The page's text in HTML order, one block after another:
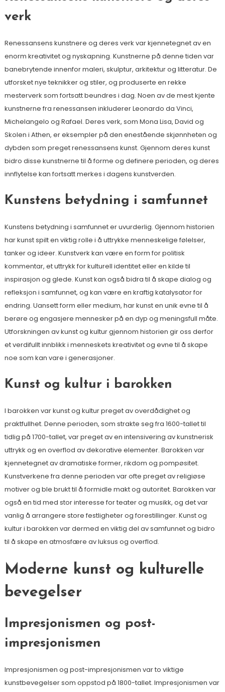
verk
Renessansens kunstnere og deres verk var kjennetegnet av en
enorm kreativitet og nyskapning. Kunstnerne på denne tiden var
banebrytende innenfor maleri, skulptur, arkitektur og litteratur. De
utforsket nye teknikker og stiler, og produserte en rekke
mesterverk som fortsatt beundres i dag. Noen av de mest kjente
kunstnerne fra renessansen inkluderer Leonardo da Vinci,
Michelangelo og Rafael. Deres verk, som Mona Lisa, David og
Skolen i Athen, er eksempler på den enestående skjønnheten og
dybden som preget renessansens kunst. Gjennom deres kunst
bidro disse kunstnerne til å forme og definere perioden, og deres
innflytelse kan fortsatt merkes i dagens kunstverden.
Kunstens betydning i samfunnet
Kunstens betydning i samfunnet er uvurderlig. Gjennom historien
har kunst spilt en viktig rolle i å uttrykke menneskelige følelser,
tanker og ideer. Kunstverk kan være en form for politisk
kommentar, et uttrykk for kulturell identitet eller en kilde til
inspirasjon og glede. Kunst kan også bidra til å skape dialog og
refleksjon i samfunnet, og kan være en kraftig katalysator for
endring. Uansett form eller medium, har kunst en unik evne til å
berøre og engasjere mennesker på en dyp og meningsfull måte.
Utforskningen av kunst og kultur gjennom historien gir oss derfor
et verdifullt innblikk i menneskets kreativitet og evne til å skape
noe som kan vare i generasjoner.
Kunst og kultur i barokken
I barokken var kunst og kultur preget av overdådighet og
praktfullhet. Denne perioden, som strakte seg fra 1600-tallet til
tidlig på 1700-tallet, var preget av en intensivering av kunstnerisk
uttrykk og en overflod av dekorative elementer. Barokken var
kjennetegnet av dramatiske former, rikdom og pompøsitet.
Kunstverkene fra denne perioden var ofte preget av religiøse
motiver og ble brukt til å formidle makt og autoritet. Barokken var
også en tid med stor interesse for teater og musikk, og det var
vanlig å arrangere store festligheter og forestillinger. Kunst og
kultur i barokken var dermed en viktig del av samfunnet og bidro
til å skape en atmosfære av luksus og overflod.
Moderne kunst og kulturelle
bevegelser
Impresjonismen og post-
impresjonismen
Impresjonismen og post-impresjonismen var to viktige
kunstbevegelser som oppstod på 1800-tallet. Impresjonismen var